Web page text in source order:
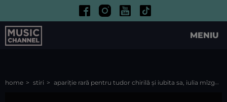
MENIU
home stiri apariție rară pentru tudor chirilă și iubita sa, iulia mîzgan! cei doi impresionează prin eleganță și discreție după 14 ani de relație